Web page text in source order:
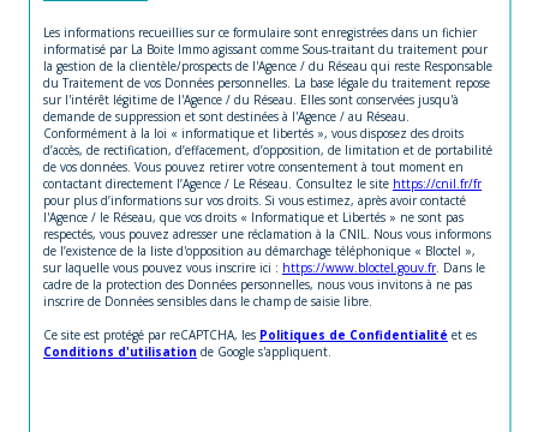
Les informations recueillies sur ce formulaire sont enregistrées dans un fichier
informatisé par La Boite Immo agissant comme Sous-traitant du traitement pour
la gestion de la clientèle/prospects de l'Agence / du Réseau qui reste Responsable
du Traitement de vos Données personnelles. La base légale du traitement repose
sur l'intérêt légitime de l'Agence / du Réseau. Elles sont conservées jusqu'à
demande de suppression et sont destinées à l'Agence / au Réseau.
Conformément à la loi « informatique et libertés », vous disposez des droits
d’accès, de rectification, d’effacement, d’opposition, de limitation et de portabilité
de vos données. Vous pouvez retirer votre consentement à tout moment en
contactant directement l’Agence / Le Réseau. Consultez le site https://cnil.fr/fr
pour plus d’informations sur vos droits. Si vous estimez, après avoir contacté
l'Agence / le Réseau, que vos droits « Informatique et Libertés » ne sont pas
respectés, vous pouvez adresser une réclamation à la CNIL. Nous vous informons
de l’existence de la liste d'opposition au démarchage téléphonique « Bloctel »,
sur laquelle vous pouvez vous inscrire ici : https://www.bloctel.gouv.fr. Dans le
cadre de la protection des Données personnelles, nous vous invitons à ne pas
inscrire de Données sensibles dans le champ de saisie libre.
Ce site est protégé par reCAPTCHA, les Politiques de Confidentialité et es
Conditions d'utilisation de Google s'appliquent.